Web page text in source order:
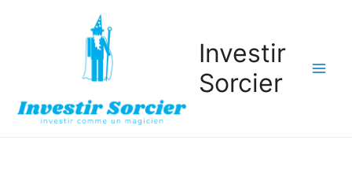
Investir
Sorcier